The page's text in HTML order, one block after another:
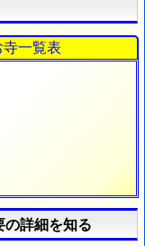
一覧表
の詳細を知る